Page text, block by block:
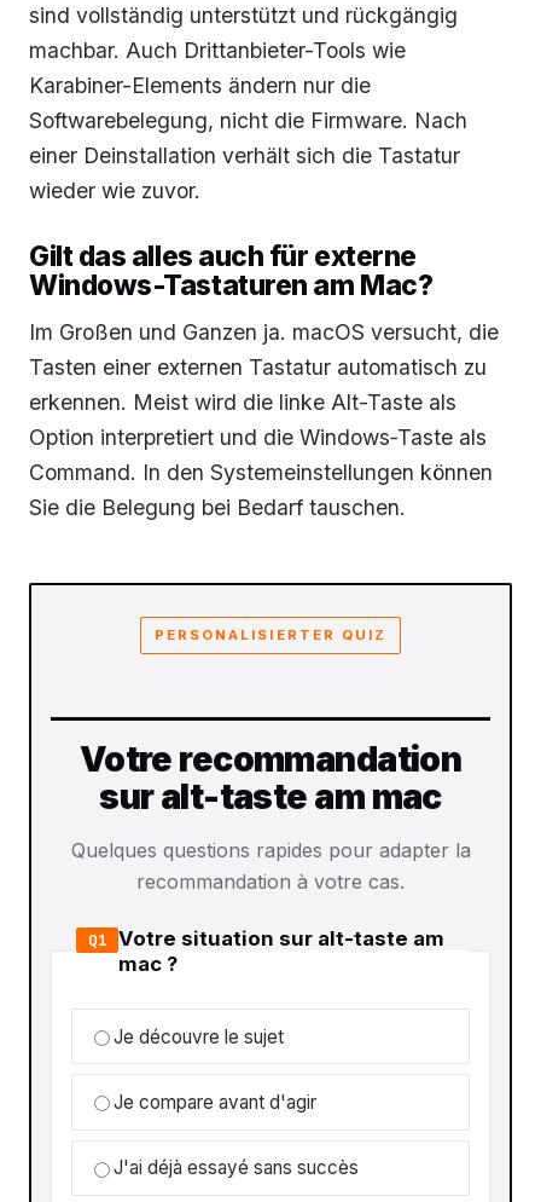
sind vollständig unterstützt und rückgängig
machbar. Auch Drittanbieter-Tools wie
Karabiner-Elements ändern nur die
Softwarebelegung, nicht die Firmware. Nach
einer Deinstallation verhält sich die Tastatur
wieder wie zuvor.
Gilt das alles auch für externe
Windows-Tastaturen am Mac?
Im Großen und Ganzen ja. macOS versucht, die
Tasten einer externen Tastatur automatisch zu
erkennen. Meist wird die linke Alt-Taste als
Option interpretiert und die Windows‑Taste als
Command. In den Systemeinstellungen können
Sie die Belegung bei Bedarf tauschen.
PERSONALISIERTER QUIZ
Votre recommandation
sur alt-taste am mac
Quelques questions rapides pour adapter la
recommandation à votre cas.
Q1 Votre situation sur alt-taste am
mac ?
Je découvre le sujet
Je compare avant d'agir
J'ai déjà essayé sans succès